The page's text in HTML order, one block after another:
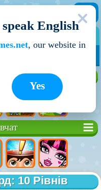
10 Рівнів
English
, our website in
Yes